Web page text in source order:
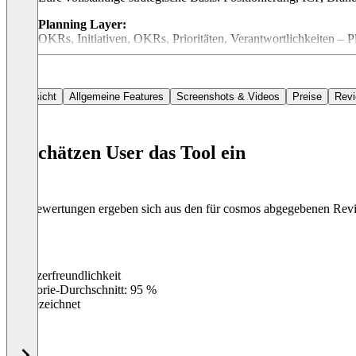
Planning Layer:
OKRs, Initiativen, OKRs, Prioritäten, Verantwortlichkeiten –
AI Layer:Operiert gleichzeitig auf allen drei Ebenen.
cosmos™– das Strategic Operating System mit dem deine
Übersicht Allgemeine Features Screenshots & Videos Preise
So schätzen User das Tool ein
Die Bewertungen ergeben sich aus den für cosmos abgegebenen
Benutzerfreundlichkeit
Kategorie-Durchschnitt: 95 %
Ausgezeichnet